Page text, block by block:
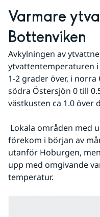
Varmare
Bottenviken
Avkylningen av
ytvattentemperaturen i
1-2 grader över, i norra
södra Östersjön 0 till
västkusten ca 1.0 över
förekom i början av
utanför Hoburgen,
upp med omgivande
temperatur.